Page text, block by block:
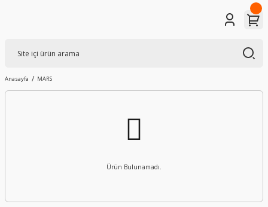
Anasayfa MARS
Ürün Bulunamadı.